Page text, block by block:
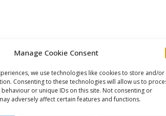
Manage Cookie Consent
we use technologies like cookies to store and/or
Consenting to these technologies will allow us to
or unique IDs on this site. Not consenting or
adversely affect certain features and functions.